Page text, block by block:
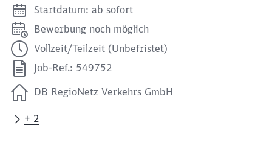
Startdatum: ab sofort
Bewerbung noch möglich
Vollzeit/Teilzeit (Unbefristet)
Job-Ref.: 549752
DB RegioNetz Verkehrs GmbH
+ 2